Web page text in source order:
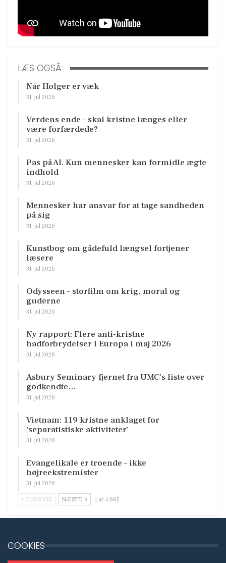
LÆS OGSÅ
Når Holger er væk
31. jul 2026
Verdens ende – skal kristne længes eller
være forfærdede?
31. jul 2026
Pas på AI. Kun mennesker kan formidle ægte
indhold
31. jul 2026
Mennesker har ansvar for at tage sandheden
på sig
31. jul 2026
Kunstbog om gådefuld længsel fortjener
læsere
31. jul 2026
Odysseen – storfilm om krig, moral og
guderne
31. jul 2026
Ny rapport: Flere anti-kristne
hadforbrydelser i Europa i maj 2026
31. jul 2026
Asbury Seminary fjernet fra UMC’s liste over
godkendte…
31. jul 2026
Vietnam: 119 kristne anklaget for
’separatistiske aktiviteter’
31. jul 2026
Evangelikale er troende – ikke
højreekstremister
31. jul 2026
FORRIGE NÆSTE 1 af 4.665
COOKIES